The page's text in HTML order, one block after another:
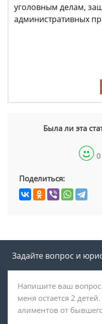
уголовным делам,
административных
Была ли эта
0
Поделиться:
Задайте вопрос и